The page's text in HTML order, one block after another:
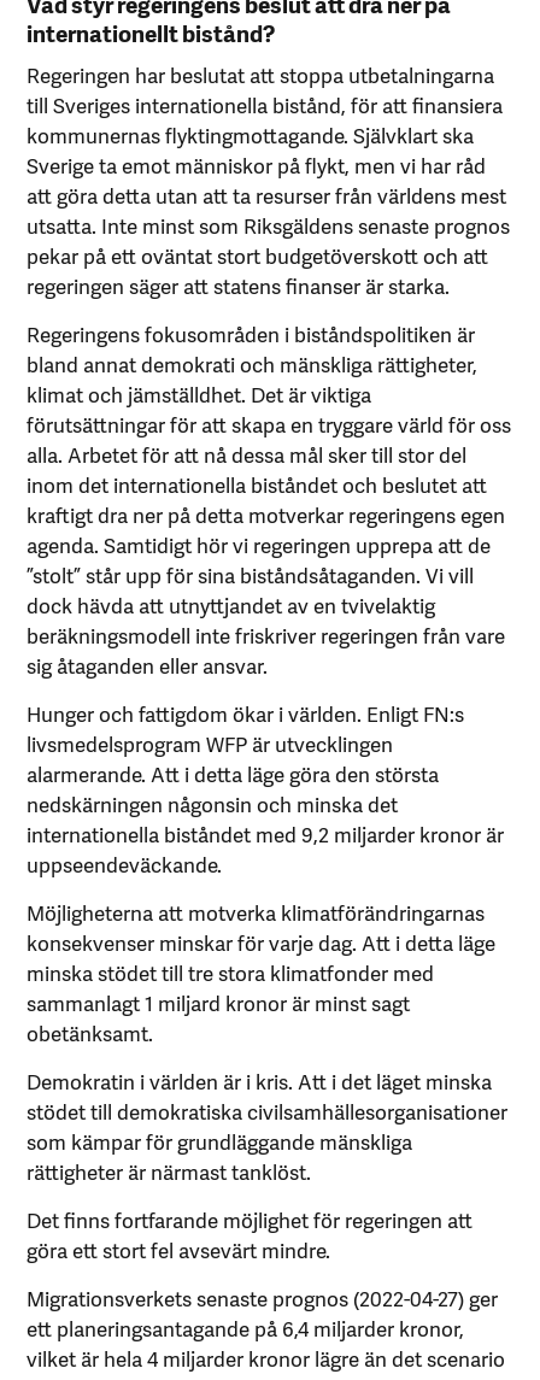
internationellt bistånd?
Regeringen har beslutat att stoppa utbetalningarna
till Sveriges internationella bistånd, för att finansiera
kommunernas flyktingmottagande. Självklart ska
Sverige ta emot människor på flykt, men vi har råd
att göra detta utan att ta resurser från världens mest
utsatta. Inte minst som Riksgäldens senaste prognos
pekar på ett oväntat stort budgetöverskott och att
regeringen säger att statens finanser är starka.
Regeringens fokusområden i biståndspolitiken är
bland annat demokrati och mänskliga rättigheter,
klimat och jämställdhet. Det är viktiga
förutsättningar för att skapa en tryggare värld för oss
alla. Arbetet för att nå dessa mål sker till stor del
inom det internationella biståndet och beslutet att
kraftigt dra ner på detta motverkar regeringens egen
agenda. Samtidigt hör vi regeringen upprepa att de
”stolt” står upp för sina biståndsåtaganden. Vi vill
dock hävda att utnyttjandet av en tvivelaktig
beräkningsmodell inte friskriver regeringen från vare
sig åtaganden eller ansvar.
Hunger och fattigdom ökar i världen. Enligt FN:s
livsmedelsprogram WFP är utvecklingen
alarmerande. Att i detta läge göra den största
nedskärningen någonsin och minska det
internationella biståndet med 9,2 miljarder kronor är
uppseendeväckande.
Möjligheterna att motverka klimatförändringarnas
konsekvenser minskar för varje dag. Att i detta läge
minska stödet till tre stora klimatfonder med
sammanlagt 1 miljard kronor är minst sagt
obetänksamt.
Demokratin i världen är i kris. Att i det läget minska
stödet till demokratiska civilsamhällesorganisationer
som kämpar för grundläggande mänskliga
rättigheter är närmast tanklöst.
Det finns fortfarande möjlighet för regeringen att
göra ett stort fel avsevärt mindre.
Migrationsverkets senaste prognos (2022-04-27) ger
ett planeringsantagande på 6,4 miljarder kronor,
vilket är hela 4 miljarder kronor lägre än det scenario